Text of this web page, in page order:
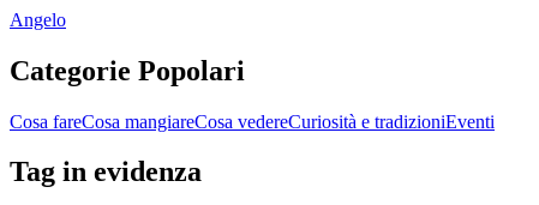
Angelo
Categorie Popolari
Cosa fareCosa mangiareCosa vedereCuriosità e tradizioniEventi
Tag in evidenza